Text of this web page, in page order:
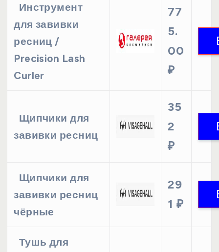
Инструмент
для завивки
ресниц /
Precision Lash
Curler
77
5.
00
₽
Щипчики для
завивки ресниц
35
2
₽
Щипчики для
завивки ресниц
чёрные
29
1 ₽
Тушь для